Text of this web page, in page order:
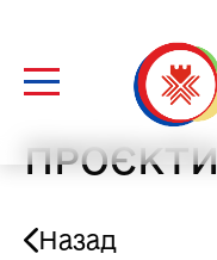
content
ПРОЄКТИ
Назад